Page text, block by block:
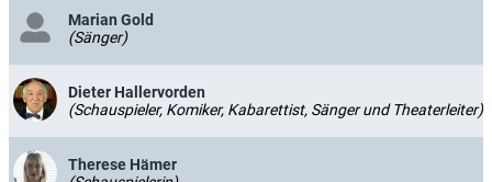
Marian Gold
(Sänger)
Dieter Hallervorden
(Schauspieler, Komiker, Kabarettist, Sänger und Theaterleiter)
Therese Hämer